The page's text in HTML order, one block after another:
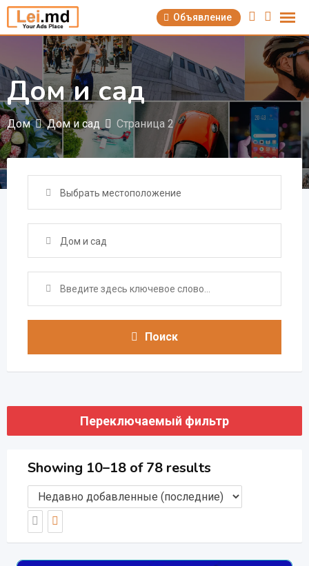
Перейти
содержимому
Объявление
Дом и сад
Дом Дом и сад Страница 2
Выбрать местоположение
Дом и сад
Поиск
Переключаемый фильтр
Showing 10–18 of 78 results